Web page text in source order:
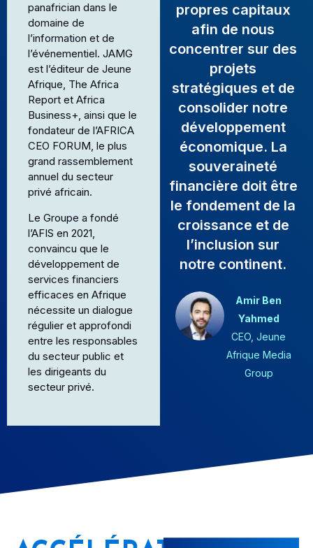
panafrician dans le
domaine de
l’information et de
l’événementiel. JAMG
est l’éditeur de Jeune
Afrique, The Africa
Report et Africa
Business+, ainsi que le
fondateur de l’AFRICA
CEO FORUM, le plus
grand rassemblement
annuel du secteur
privé africain.
Le Groupe a fondé
l’AFIS en 2021,
convaincu que le
développement de
services financiers
efficaces en Afrique
nécessite un dialogue
régulier et approfondi
entre les responsables
du secteur public et
les dirigeants du
secteur privé.
propres capitaux
afin de nous
concentrer sur des
projets
stratégiques et de
consolider notre
développement
économique. La
souveraineté
financière doit être
le fondement de la
croissance et de
l’inclusion sur
notre continent.
Amir Ben
Yahmed
CEO, Jeune
Afrique Media
Group